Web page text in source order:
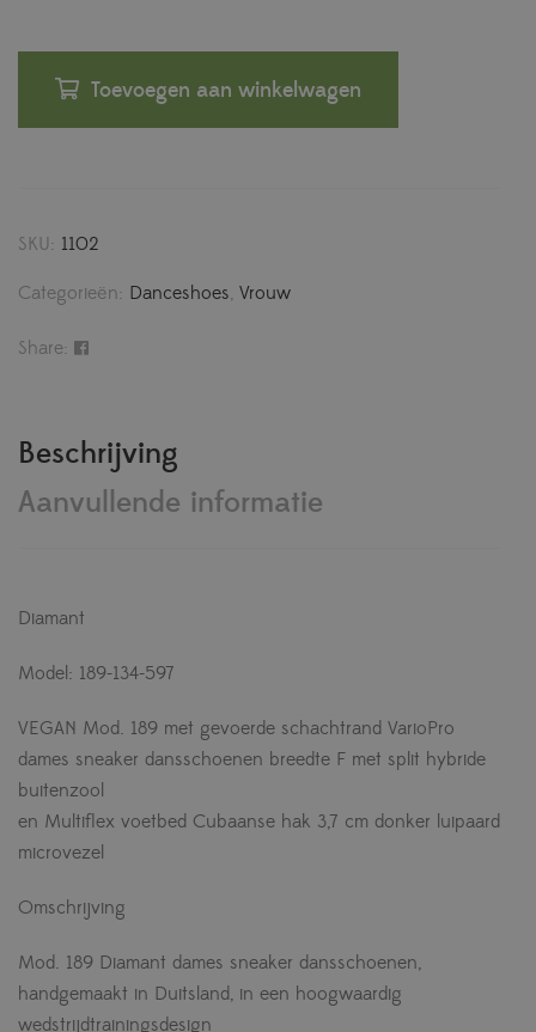
Toevoegen aan winkelwagen
SKU: 1102
Categorieën: Danceshoes, Vrouw
Share:
Beschrijving
Aanvullende informatie
Diamant
Model: 189-134-597
VEGAN Mod. 189 met gevoerde schachtrand VarioPro
dames sneaker dansschoenen breedte F met split hybride
buitenzool
en Multiflex voetbed Cubaanse hak 3,7 cm donker luipaard
microvezel
Omschrijving
Mod. 189 Diamant dames sneaker dansschoenen,
handgemaakt in Duitsland, in een hoogwaardig
wedstrijdtrainingsdesign